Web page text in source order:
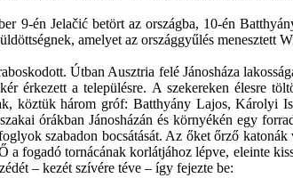
9-én Jelačić betört az országba, 10-én
amelyet az országgyűlés menesztett
Útban Ausztria felé Jánosháza
érkezett a településre. A szekereken élesre
köztük három gróf: Batthyány Lajos, Károlyi
órákban Jánosházán és környékén egy
szabadon bocsátását. Az őket őrző
fogadó tornácának korlátjához lépve, eleinte
– kezét szívére téve – így fejezte be: